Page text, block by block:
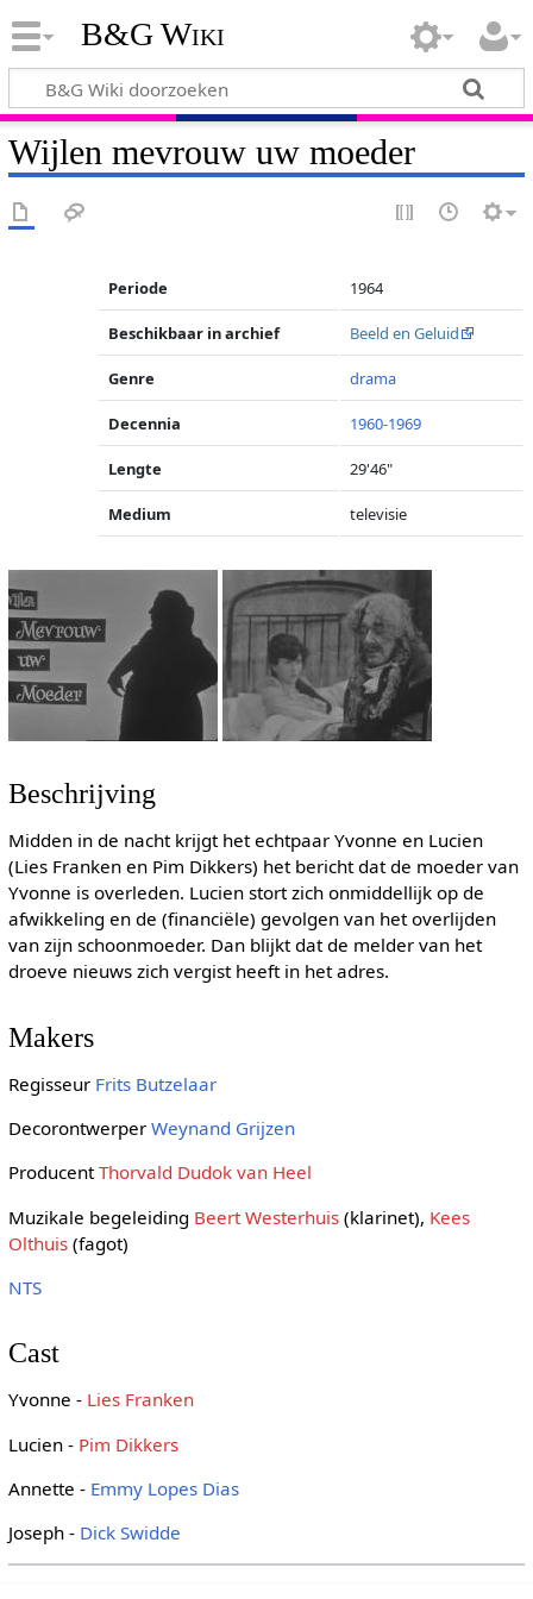
B&G Wiki
Wijlen mevrouw uw moeder
Periode 1964
Beschikbaar in archief Beeld en Geluid
Genre drama
Decennia 1960-1969
Lengte 29'46"
Medium televisie
Beschrijving
Midden in de nacht krijgt het echtpaar Yvonne en Lucien
(Lies Franken en Pim Dikkers) het bericht dat de moeder van
Yvonne is overleden. Lucien stort zich onmiddellijk op de
afwikkeling en de (financiële) gevolgen van het overlijden
van zijn schoonmoeder. Dan blijkt dat de melder van het
droeve nieuws zich vergist heeft in het adres.
Makers
Regisseur Frits Butzelaar
Decorontwerper Weynand Grijzen
ProducentThorvald Dudok van Heel
Muzikale begeleiding Beert Westerhuis(klarinet), Kees
Olthuis(fagot)
NTS
Cast
Yvonne - Lies Franken
Lucien - Pim Dikkers
Annette - Emmy Lopes Dias
Joseph - Dick Swidde